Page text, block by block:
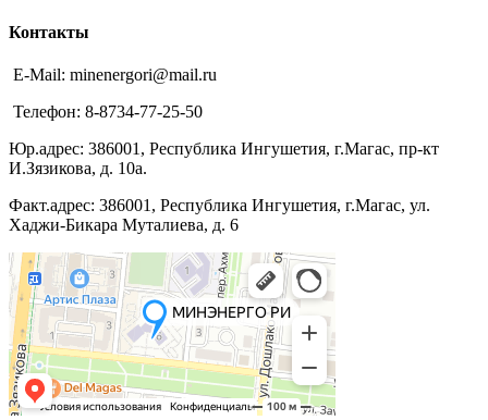
Контакты
E-Mail: minenergori@mail.ru
Телефон: 8-8734-77-25-50
Юр.адрес: 386001, Республика Ингушетия, г.Магас, пр-кт
И.Зязикова, д. 10а.
Факт.адрес: 386001, Республика Ингушетия, г.Магас, ул.
Хаджи-Бикара Муталиева, д. 6